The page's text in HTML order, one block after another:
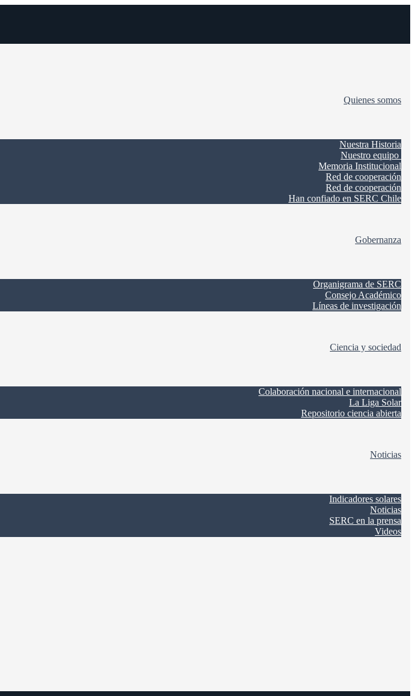
Quienes somos
Nuestra Historia
Nuestro equipo
Memoria Institucional
Red de cooperación
Red de cooperación
Han confiado en SERC Chile
Gobernanza
Organigrama de SERC
Consejo Académico
Líneas de investigación
Ciencia y sociedad
Colaboración nacional e internacional
La Liga Solar
Repositorio ciencia abierta
Noticias
Indicadores solares
Noticias
SERC en la prensa
Videos